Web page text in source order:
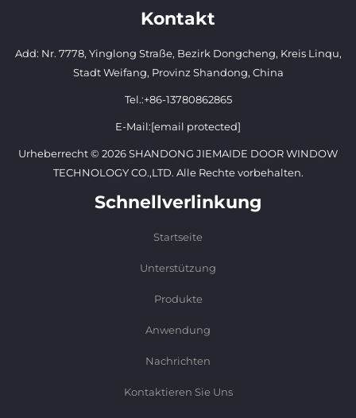
Kontakt
Add: Nr. 7778, Yinglong Straße, Bezirk Dongcheng, Kreis Linqu,
Stadt Weifang, Provinz Shandong, China
Tel.:+86-13780862865
E-Mail:[email protected]
Urheberrecht © 2026 SHANDONG JIEMAIDE DOOR WINDOW
TECHNOLOGY CO.,LTD. Alle Rechte vorbehalten.
Schnellverlinkung
Startseite
Unterstützung
Produkte
Anwendung
Nachrichten
Kontaktieren Sie Uns